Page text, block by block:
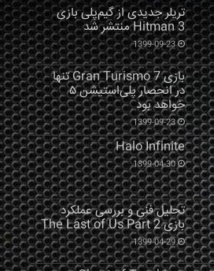
تریلر جدیدی از گیم‌پلی بازی
Hitman 3 منتشر شد
1399-09-23
بازی Gran Turismo 7 تنها
در انحصار پلی‌استیشن ۵
خواهد بود
1399-09-23
Halo Infinite
1399-04-30
تحلیل فنی و بررسی عملکرد
بازی The Last of Us Part 2
1399-04-29